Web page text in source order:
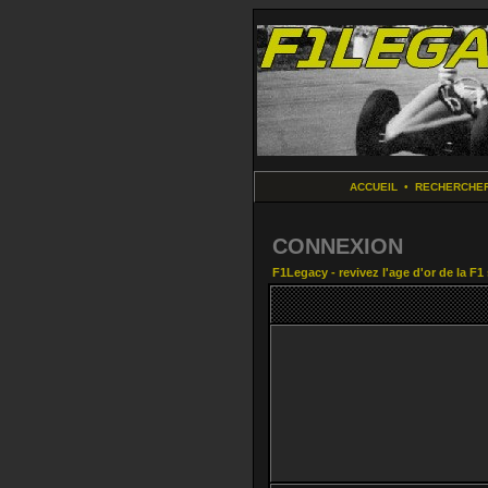
ACCUEIL •
CONNEXION
F1Legacy - revivez l'age d'or de la